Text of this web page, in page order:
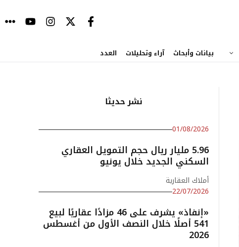
بيانات وأبحاث آراء وتحليلات العدد
نشر حديثا
01/08/2026
5.96 مليار ريال حجم التمويل العقاري
السكني الجديد خلال يونيو
أملاك العقارية
22/07/2026
«إنفاذ» يشرف على 46 مزادًا عقاريًا لبيع
541 أصلًا خلال النصف الأول من أغسطس
2026